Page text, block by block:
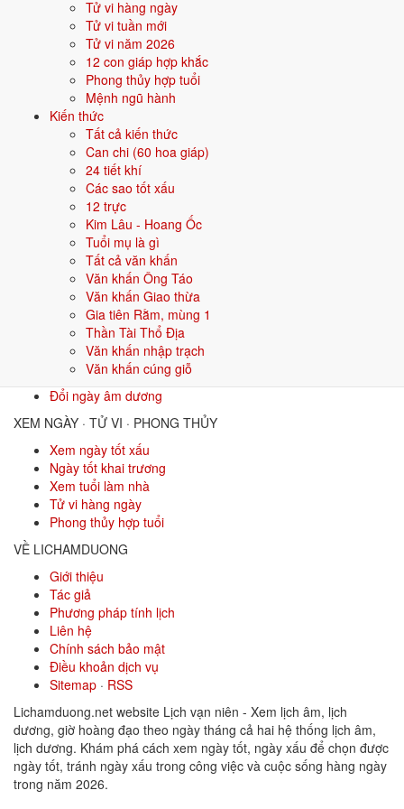
Tử vi hàng ngày
Tử vi tuần mới
Tử vi năm 2026
12 con giáp hợp khắc
Phong thủy hợp tuổi
Mệnh ngũ hành
Kiến thức
Tất cả kiến thức
Can chi (60 hoa giáp)
24 tiết khí
Các sao tốt xấu
12 trực
Kim Lâu - Hoang Ốc
Tuổi mụ là gì
Tất cả văn khấn
Văn khấn Ông Táo
Văn khấn Giao thừa
Gia tiên Rằm, mùng 1
Thần Tài Thổ Địa
Văn khấn nhập trạch
Văn khấn cúng giỗ
Liên hệ
0387139054
lichamduong.net@gmail.com
Website:https://lichamduong.net/
Tìm hiểu thêm về dự án tại trang
LỊCH ÂM DƯƠNG
Lịch vạn niên - Xem lịch âm dương, ngày tốt xấu, giờ hoàng đạo
cho mọi việc khởi sự thuận lợi.
Phú Thạnh, Tân Phú ,Hồ Chí Minh
lichamduong.net@gmail.com
0387139054
LỊCH ÂM & CÔNG CỤ
Lịch âm dương hôm nay
Âm lịch ngày mai
Lịch âm tuần này
Lịch vạn niên 2027
Đổi ngày âm dương
XEM NGÀY · TỬ VI · PHONG THỦY
Xem ngày tốt xấu
Ngày tốt khai trương
Xem tuổi làm nhà
Tử vi hàng ngày
Phong thủy hợp tuổi
VỀ LICHAMDUONG
Giới thiệu
Tác giả
Phương pháp tính lịch
Liên hệ
Chính sách bảo mật
Điều khoản dịch vụ
Sitemap · RSS
Lichamduong.net website Lịch vạn niên - Xem lịch âm, lịch
dương, giờ hoàng đạo theo ngày tháng cả hai hệ thống lịch âm,
lịch dương. Khám phá cách xem ngày tốt, ngày xấu để chọn được
ngày tốt, tránh ngày xấu trong công việc và cuộc sống hàng ngày
trong năm 2026.